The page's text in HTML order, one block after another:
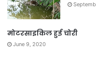
मोटरसाइकिल हुई चोरी
June 9, 2020